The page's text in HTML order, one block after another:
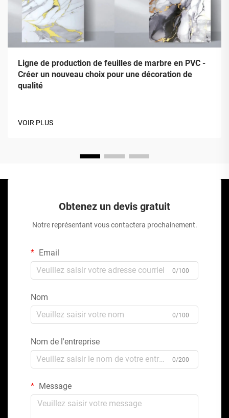
Ligne de production de feuilles de marbre en PVC -
Créer un nouveau choix pour une décoration de
qualité
VOIR PLUS
Obtenez un devis gratuit
Notre représentant vous contactera prochainement.
Email
0/100
Nom
0/100
Nom de l'entreprise
0/200
Message